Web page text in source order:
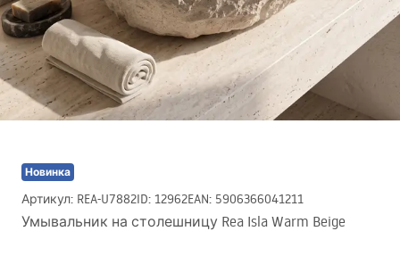
Новинка
Артикул: REA-U7882ID: 12962EAN: 5906366041211
Умывальник на столешницу Rea Isla Warm Beige